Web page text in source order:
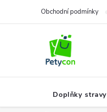
obsah
Obchodní podmínky
Doplňky stravy